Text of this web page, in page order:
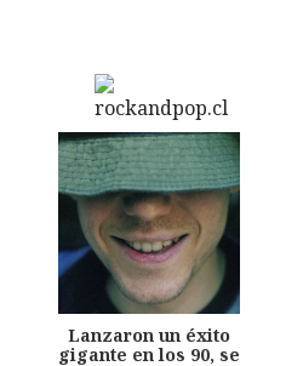
Lanzaron un éxito
gigante en los 90, se